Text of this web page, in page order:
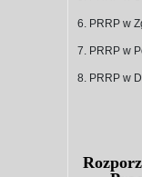
6. PRRP w
7. PRRP w
8. PRRP w